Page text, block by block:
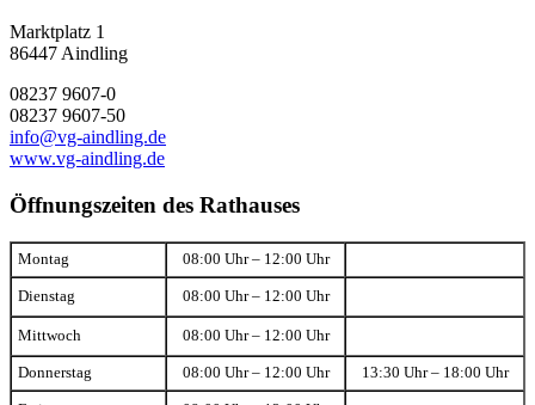
Marktplatz 1
86447 Aindling
08237 9607-0
08237 9607-50
info@vg-aindling.de
www.vg-aindling.de
Öffnungszeiten des Rathauses
Montag 08:00 Uhr – 12:00 Uhr
Dienstag 08:00 Uhr – 12:00 Uhr
Mittwoch 08:00 Uhr – 12:00 Uhr
Donnerstag 08:00 Uhr – 12:00 Uhr 13:30 Uhr – 18:00 Uhr